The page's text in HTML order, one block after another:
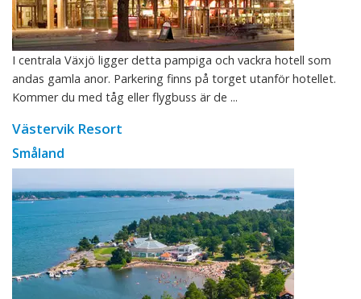
I centrala Växjö ligger detta pampiga och vackra hotell som
andas gamla anor. Parkering finns på torget utanför hotellet.
Kommer du med tåg eller flygbuss är de ...
Västervik Resort
Småland